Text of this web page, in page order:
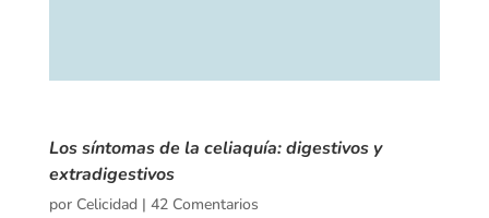
Los síntomas de la celiaquía: digestivos y
extradigestivos
por Celicidad| 42 Comentarios